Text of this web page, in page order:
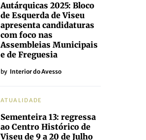
Autárquicas 2025: Bloco
de Esquerda de Viseu
apresenta candidaturas
com foco nas
Assembleias Municipais
e de Freguesia
by Interior do Avesso
ATUALIDADE
Sementeira 13: regressa
ao Centro Histórico de
Viseu de 9 a 20 de Julho